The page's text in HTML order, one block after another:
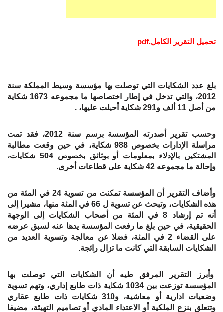
تحميل التقرير الكامل.pdf
بلغ عدد الشكايات التي توصلت بها مؤسسة وسيط المملكة سنة
2012، والتي تدخل في إطار اختصاصها ما مجموعه 1673 شكاية
من أصل 11 ألف و291 شكاية أحيلت عليها، .
وحسب تقرير أصدرته المؤسسة برسم سنة 2012، فقد تمت
مراسلة الإدارات بخصوص 988 شكاية، في حين وقعت مطالبة
المشتكين بالإدلاء بمعلومات أو بوثائق بخصوص 504 شكايات،
وإحالة ما مجموعه 42 شكاية على قطاعات أخرى.
وأضاف التقرير أن المؤسسة تمكنت من تسوية 24 في المئة من
هذه الشكايات، وتبحث عن تسوية ل 66 في المئة منها، مشيرا إلى
أنه تم إرشاد 8 في المئة من أصحاب الشكايات إلى الوجهة
الحقيقية، في حين بلغ ما رفعت المؤسسة يدها عنه لسبق عرضه
على القضاء 2 في المئة، فضلا عن معالجة وتسوية العديد من
الشكايات السابقة التي كانت ما تزال رائجة.
وأبرز التقرير المرفق طيه أن الشكايات التي توصلت بها
المؤسسة توزعت بين 1034 شكاية ذات طابع إداري، وتهم تسوية
وضعيات ادارية أو معاشية، و310 شكايات ذات طابع عقاري
وتتعلق بنزع الملكية أو الاعتداء المادي أو تصاميم التهيئة، مضيفا